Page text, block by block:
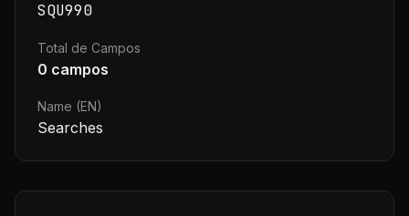
SQU990
Total de Campos
0 campos
Name (EN)
Searches